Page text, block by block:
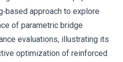
approach to explore
of parametric bridge
evaluations, illustrating its
optimization of reinforced